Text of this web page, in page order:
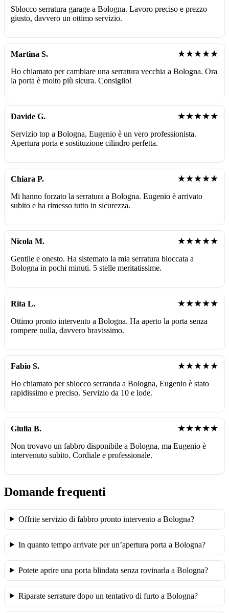
Sblocco serratura garage a Bologna. Lavoro preciso e prezzo
giusto, davvero un ottimo servizio.
Martina S. ★★★★★
Ho chiamato per cambiare una serratura vecchia a Bologna. Ora
la porta è molto più sicura. Consiglio!
Davide G. ★★★★★
Servizio top a Bologna, Eugenio è un vero professionista.
Apertura porta e sostituzione cilindro perfetta.
Chiara P. ★★★★★
Mi hanno forzato la serratura a Bologna. Eugenio è arrivato
subito e ha rimesso tutto in sicurezza.
Nicola M. ★★★★★
Gentile e onesto. Ha sistemato la mia serratura bloccata a
Bologna in pochi minuti. 5 stelle meritatissime.
Rita L. ★★★★★
Ottimo pronto intervento a Bologna. Ha aperto la porta senza
rompere nulla, davvero bravissimo.
Fabio S. ★★★★★
Ho chiamato per sblocco serranda a Bologna, Eugenio è stato
rapidissimo e preciso. Servizio da 10 e lode.
Giulia B. ★★★★★
Non trovavo un fabbro disponibile a Bologna, ma Eugenio è
intervenuto subito. Cordiale e professionale.
Domande frequenti
Offrite servizio di fabbro pronto intervento a Bologna?
In quanto tempo arrivate per un’apertura porta a Bologna?
Potete aprire una porta blindata senza rovinarla a Bologna?
Riparate serrature dopo un tentativo di furto a Bologna?